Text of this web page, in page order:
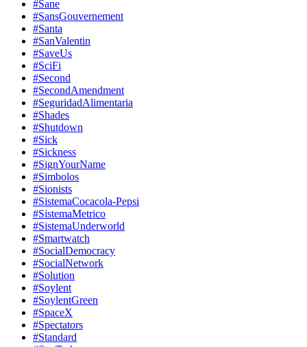
#Sane
#SansGouvernement
#Santa
#SanValentin
#SaveUs
#SciFi
#Second
#SecondAmendment
#SeguridadAlimentaria
#Shades
#Shutdown
#Sick
#Sickness
#SignYourName
#Simbolos
#Sionists
#SistemaCocacola-Pepsi
#SistemaMetrico
#SistemaUnderworld
#Smartwatch
#SocialDemocracy
#SocialNetwork
#Solution
#Soylent
#SoylentGreen
#SpaceX
#Spectators
#Standard